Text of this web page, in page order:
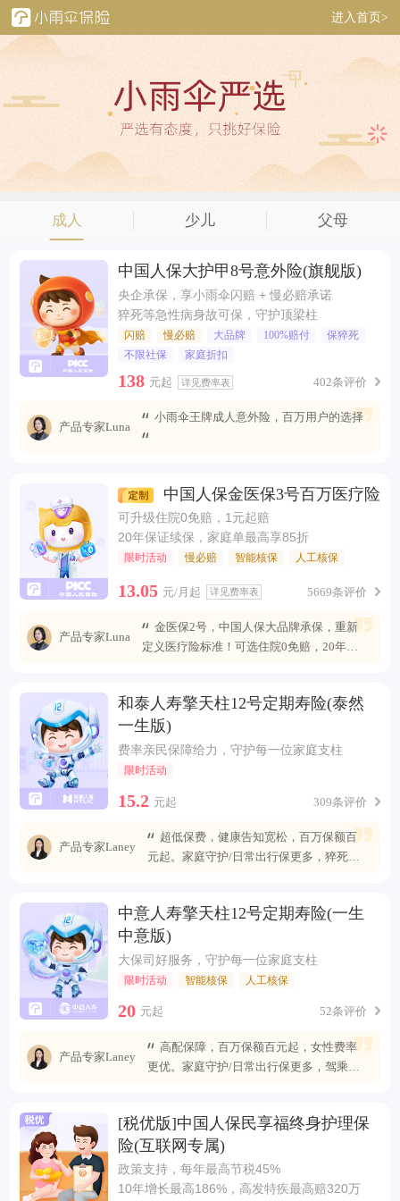
进入首页>
成人 少儿 父母
中国人保大护甲8号意外险(旗舰版)
央企承保，享小雨伞闪赔 + 慢必赔承诺
猝死等急性病身故可保，守护顶梁柱
闪赔 慢必赔 大品牌 100%赔付
保猝死
不限社保
家庭折扣
138 元起 详见费率表 402条评价
产品专家Luna
小雨伞王牌成人意外险，百万用户的选择
中国人保金医保3号百万医疗险
可升级住院0免赔，1元起赔
20年保证续保，家庭单最高享85折
限时活动 慢必赔 智能核保 人工核保
13.05 元/月起 详见费率表 5669条评价
产品专家Luna
金医保2号，中国人保大品牌承保，重新
定义医疗险标准！可选住院0免赔，20年安
和泰人寿擎天柱12号定期寿险(泰然
一生版)
费率亲民保障给力，守护每一位家庭支柱
限时活动
15.2 元起 309条评价
产品专家Laney
超低保费，健康告知宽松，百万保额百
元起。家庭守护/日常出行保更多，猝死可
中意人寿擎天柱12号定期寿险(一生
中意版)
大保司好服务，守护每一位家庭支柱
限时活动 智能核保 人工核保
20 元起 52条评价
产品专家Laney
高配保障，百万保额百元起，女性费率
更优。家庭守护/日常出行保更多，驾乘自
[税优版]中国人保民享福终身护理保
险(互联网专属)
政策支持，每年最高节税45%
10年增长最高186%，高发特疾最高赔320万